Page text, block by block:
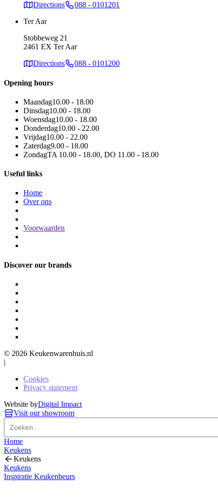
Directions
088 - 0101201
Ter Aar
Stobbeweg 21
2461 EX Ter Aar
Directions
088 - 0101200
Opening hours
Maandag10.00 - 18.00
Dinsdag10.00 - 18.00
Woensdag10.00 - 18.00
Donderdag10.00 - 22.00
Vrijdag10.00 - 22.00
Zaterdag9.00 - 18.00
ZondagTA 10.00 - 18.00, DO 11.00 - 18.00
Useful links
Home
Over ons
Voorwaarden
Discover our brands
© 2026 Keukenwarenhuis.nl
|
Cookies
Privacy statement
Website byDigital Impact
Visit our showroom
Home
Keukens
Keukens
Keukens
Inspiratie Keukenbeurs